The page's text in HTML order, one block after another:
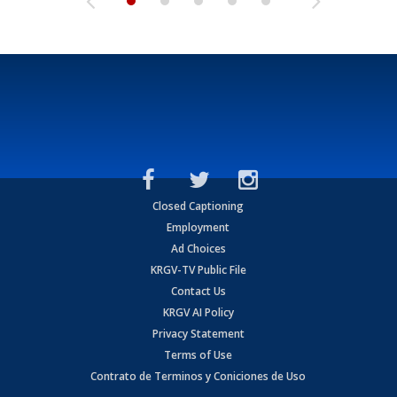
Closed Captioning
Employment
Ad Choices
KRGV-TV Public File
Contact Us
KRGV AI Policy
Privacy Statement
Terms of Use
Contrato de Terminos y Coniciones de Uso